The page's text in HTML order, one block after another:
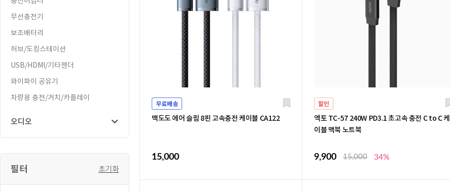
무선충전기
보조배터리
허브/도킹스테이션
USB/HDMI/기타젠더
와이파이 공유기
차량용 충전/거치/카플레이
오디오
필터 초기화
무료배송
맥도도 에어 슬림 8핀 고속충전 케이블 CA122
15,000
할인
엑토 TC-57 240W PD3.1 초고속 충전 C to C 케
이블 맥북 노트북
9,900 15,000 34%